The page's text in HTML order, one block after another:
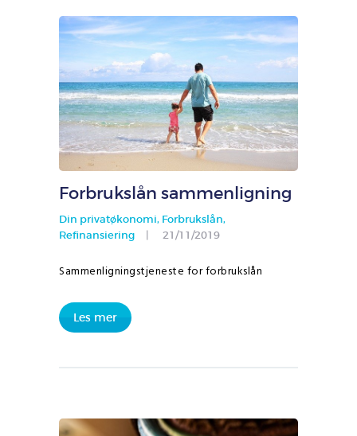
Forbrukslån sammenligning
Din privatøkonomi, Forbrukslån,
Refinansiering
21/11/2019
Sammenligningstjeneste for forbrukslån
Les mer